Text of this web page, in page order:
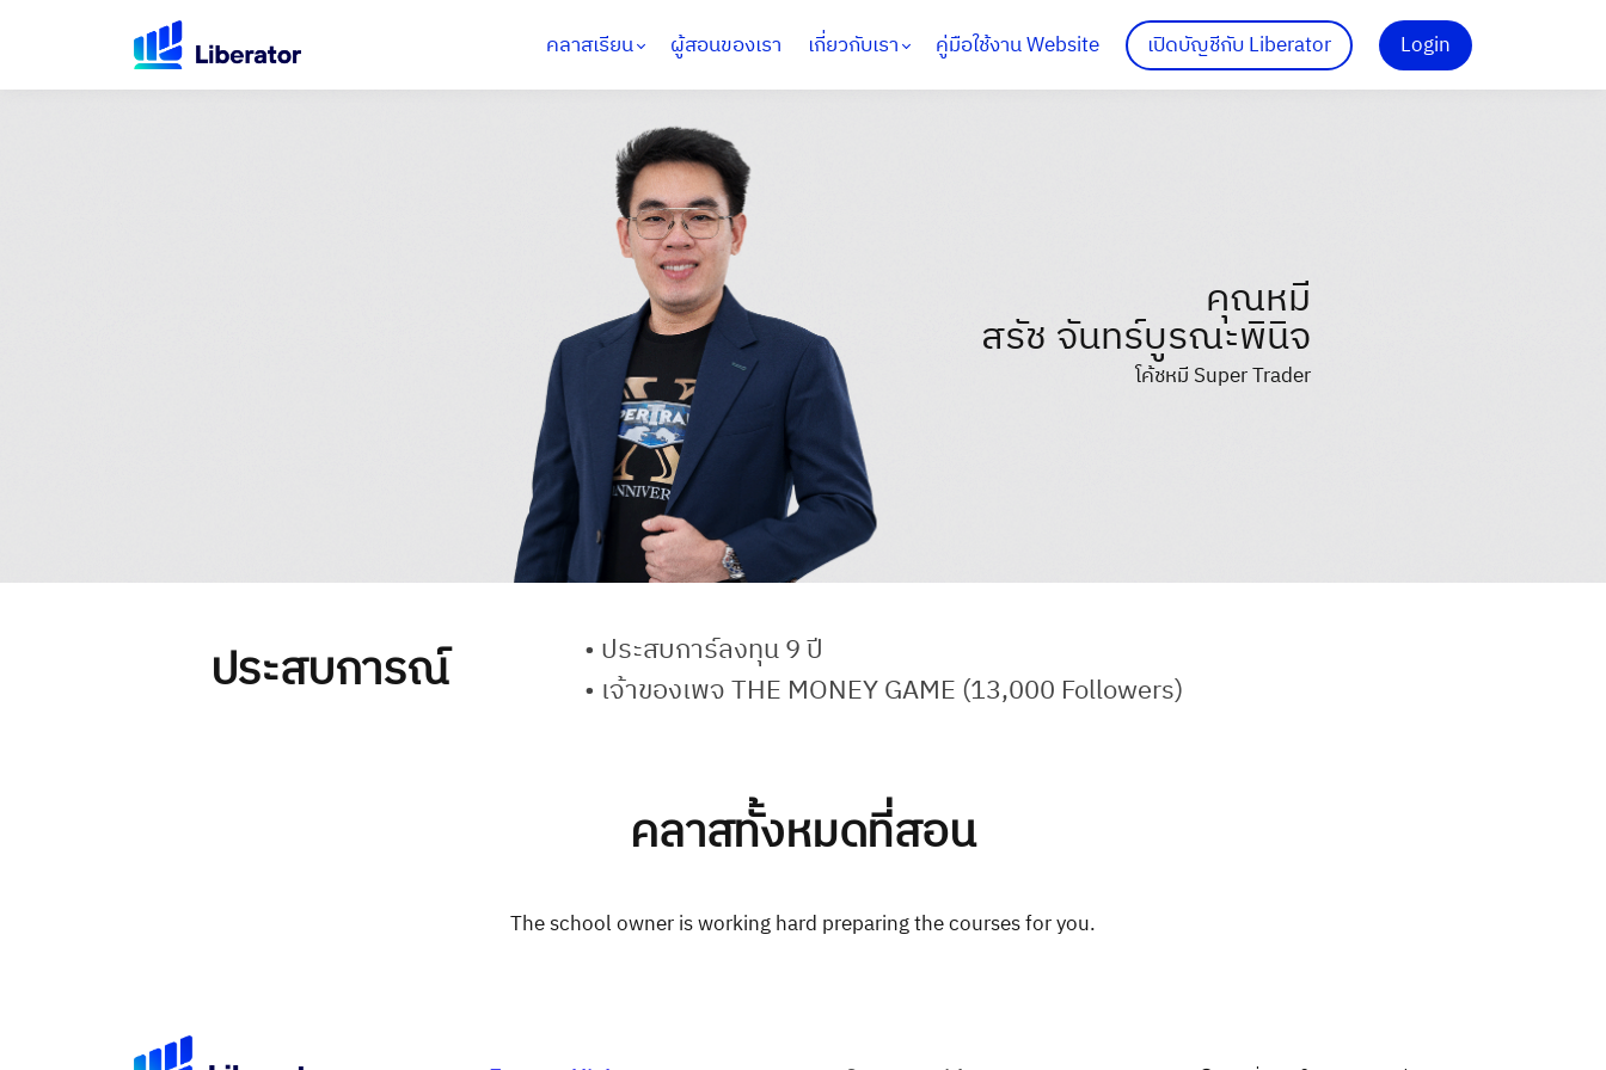
คลาสเรียน ผู้สอนของเรา เกี่ยวกับเรา คู่มือใช้งาน Website เปิดบัญชีกับ Liberator Login
คุณหมี
สรัช จันทร์บูรณะพินิจ
โค้ชหมี Super Trader
ประสบการณ์
• ประสบการ์ลงทุน 9 ปี
• เจ้าของเพจ THE MONEY GAME (13,000 Followers)
คลาสทั้งหมดที่สอน
The school owner is working hard preparing the courses for you.